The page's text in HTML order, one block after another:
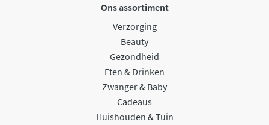
Ons assortiment
Verzorging
Beauty
Gezondheid
Eten & Drinken
Zwanger & Baby
Cadeaus
Huishouden & Tuin